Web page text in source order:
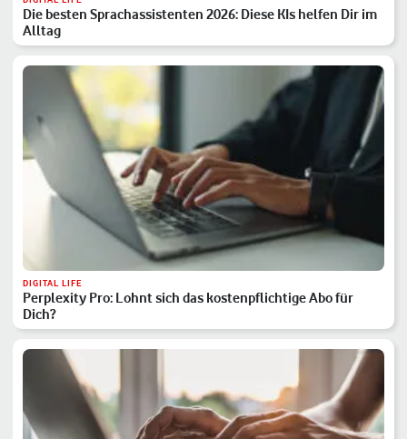
Die besten Sprachassistenten 2026: Diese KIs helfen Dir im
Alltag
DIGITAL LIFE
Perplexity Pro: Lohnt sich das kostenpflichtige Abo für
Dich?